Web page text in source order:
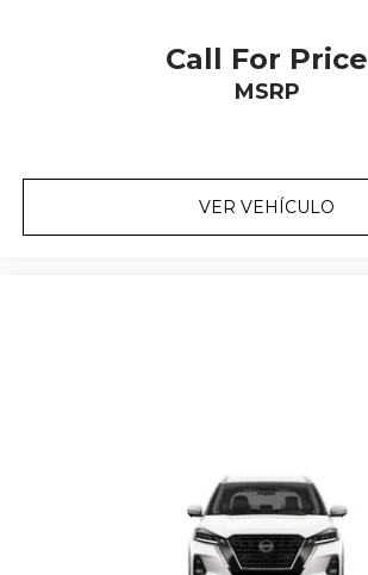
Call For Price
MSRP
VER VEHÍCULO